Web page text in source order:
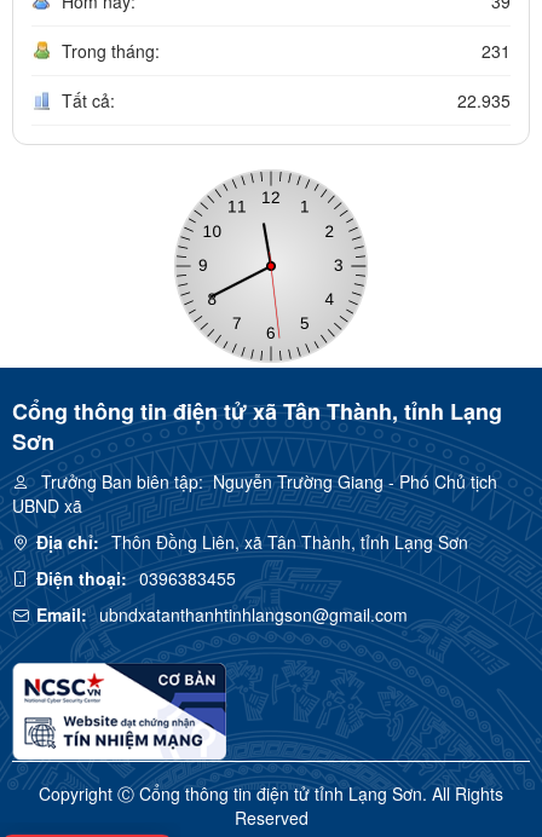
Trong tháng: 231
Tất cả: 22.935
Cổng thông tin điện tử xã Tân Thành, tỉnh Lạng
Sơn
Trưởng Ban biên tập:Nguyễn Trường Giang - Phó Chủ tịch
UBND xã
Địa chỉ: Thôn Đồng Liên, xã Tân Thành, tỉnh Lạng Sơn
Điện thoại: 0396383455
Email: ubndxatanthanhtinhlangson@gmail.com
Copyright Ⓒ Cổng thông tin điện tử tỉnh Lạng Sơn. All Rights
Reserved